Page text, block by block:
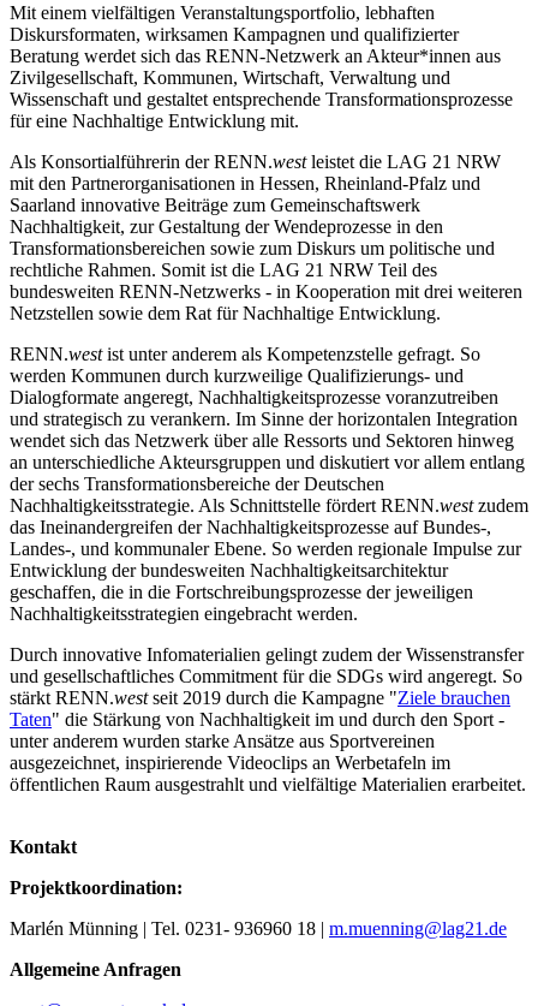
Mit einem vielfältigen Veranstaltungsportfolio, lebhaften
Diskursformaten, wirksamen Kampagnen und qualifizierter
Beratung werdet sich das RENN-Netzwerk an Akteur*innen aus
Zivilgesellschaft, Kommunen, Wirtschaft, Verwaltung und
Wissenschaft und gestaltet entsprechende Transformationsprozesse
für eine Nachhaltige Entwicklung mit.
Als Konsortialführerin der RENN.westleistet die LAG 21 NRW
mit den Partnerorganisationen in Hessen, Rheinland-Pfalz und
Saarland innovative Beiträge zum Gemeinschaftswerk
Nachhaltigkeit, zur Gestaltung der Wendeprozesse in den
Transformationsbereichen sowie zum Diskurs um politische und
rechtliche Rahmen. Somit ist die LAG 21 NRW Teil des
bundesweiten RENN-Netzwerks - in Kooperation mit drei weiteren
Netzstellen sowie dem Rat für Nachhaltige Entwicklung.
RENN.westist unter anderem als Kompetenzstelle gefragt. So
werden Kommunen durch kurzweilige Qualifizierungs- und
Dialogformate angeregt, Nachhaltigkeitsprozesse voranzutreiben
und strategisch zu verankern. Im Sinne der horizontalen Integration
wendet sich das Netzwerk über alle Ressorts und Sektoren hinweg
an unterschiedliche Akteursgruppen und diskutiert vor allem entlang
der sechs Transformationsbereiche der Deutschen
Nachhaltigkeitsstrategie. Als Schnittstelle fördert RENN.westzudem
das Ineinandergreifen der Nachhaltigkeitsprozesse auf Bundes-,
Landes-, und kommunaler Ebene. So werden regionale Impulse zur
Entwicklung der bundesweiten Nachhaltigkeitsarchitektur
geschaffen, die in die Fortschreibungsprozesse der jeweiligen
Nachhaltigkeitsstrategien eingebracht werden.
Durch innovative Infomaterialien gelingt zudem der Wissenstransfer
und gesellschaftliches Commitment für die SDGs wird angeregt. So
stärkt RENN.westseit 2019 durch die Kampagne "Ziele brauchen
Taten" die Stärkung von Nachhaltigkeit im und durch den Sport -
unter anderem wurden starke Ansätze aus Sportvereinen
ausgezeichnet, inspirierende Videoclips an Werbetafeln im
öffentlichen Raum ausgestrahlt und vielfältige Materialien erarbeitet.
Kontakt
Projektkoordination:
Marlén Münning | Tel. 0231- 936960 18 | m.muenning@lag21.de
Allgemeine Anfragen